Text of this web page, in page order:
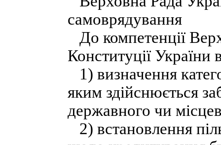
самоврядування
До компетенції
Конституції України
1) визначення
яким здійснюється
державного чи
2) встановлення